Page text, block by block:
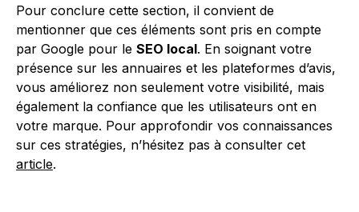
Pour conclure cette section, il convient de
mentionner que ces éléments sont pris en compte
par Google pour le SEO local. En soignant votre
présence sur les annuaires et les plateformes d’avis,
vous améliorez non seulement votre visibilité, mais
également la confiance que les utilisateurs ont en
votre marque. Pour approfondir vos connaissances
sur ces stratégies, n’hésitez pas à consulter cet
article.